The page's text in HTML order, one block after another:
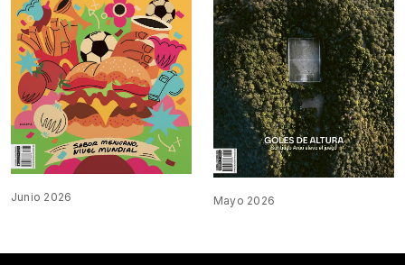
Junio 2026 Mayo 2026